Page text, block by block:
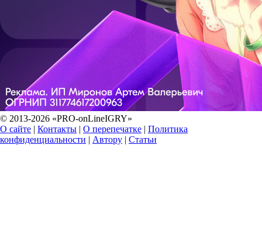
© 2013-2026 «PRO-onLineIGRY»
О сайте | Контакты | О перепечатке | Политика
конфиденциальности | Автору | Статьи